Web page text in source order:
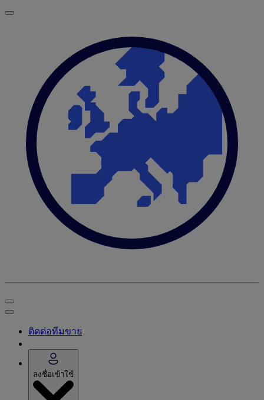
ติดต่อทีมขาย
ลงชื่อเข้าใช้